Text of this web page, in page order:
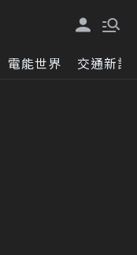
電能世界 交通新訊